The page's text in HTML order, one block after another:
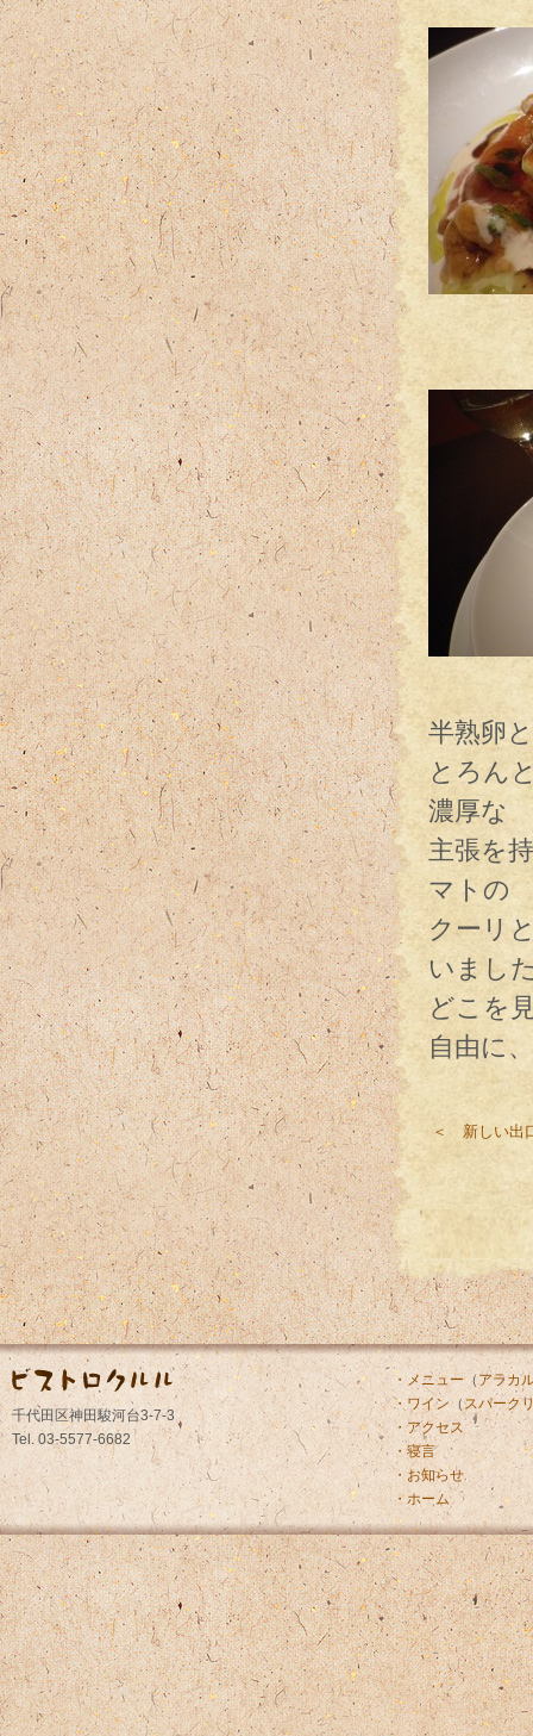
雲丹
ズワ
そし
一度
半熟卵
とろん
濃厚な
主張を
マトの
クーリ
いまし
どこを
自由に
＜ 新しい出
千代田区神田駿河台3-7-3
Tel. 03-5577-6682
・メニュー（ アラカ
・ワイン （スパーク
・アクセス
・寝言
・お知らせ
・ホーム